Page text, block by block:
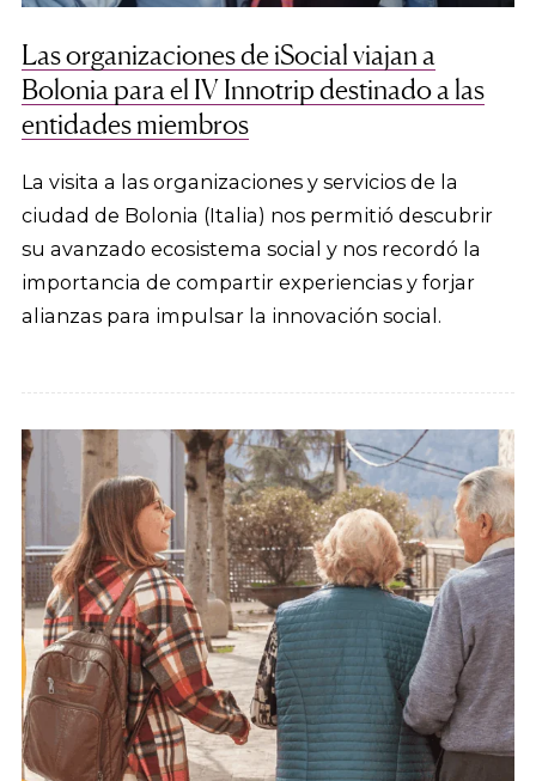
Las organizaciones de iSocial viajan a
Bolonia para el IV Innotrip destinado a las
entidades miembros
La visita a las organizaciones y servicios de la
ciudad de Bolonia (Italia) nos permitió descubrir
su avanzado ecosistema social y nos recordó la
importancia de compartir experiencias y forjar
alianzas para impulsar la innovación social.